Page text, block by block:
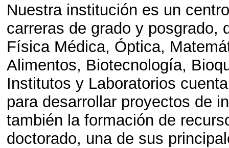
Nuestra institución es un
carreras de grado y posgrado,
Física Médica, Óptica,
Alimentos, Biotecnología,
Institutos y Laboratorios
para desarrollar proyectos de
también la formación de
doctorado, una de sus